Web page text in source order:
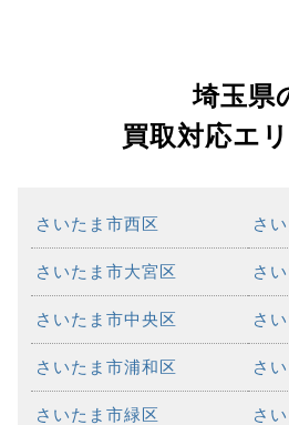
埼玉県
買取対応エ
さいたま市西区 さ
さいたま市大宮区 さ
さいたま市中央区 さ
さいたま市浦和区 さ
さいたま市緑区 さ